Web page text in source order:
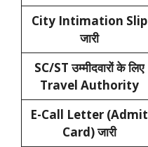
City Intimation Slip
जारी
SC/ST उम्मीदवारों के लिए
Travel Authority
E-Call Letter (Admit
Card) जारी